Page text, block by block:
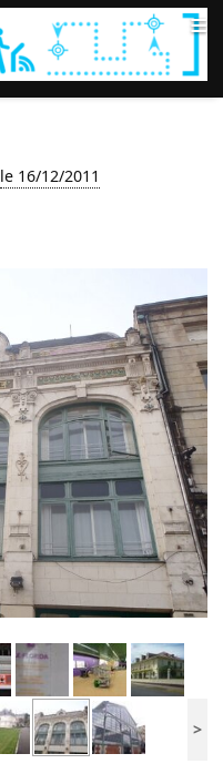
≡
le 16/12/2011
>